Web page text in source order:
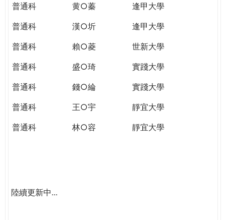
普通科
黄○蓁
逢甲大學
普通科
漢○圻
逢甲大學
普通科
賴○菱
世新大學
普通科
盛○琦
實踐大學
普通科
錢○綸
實踐大學
普通科
王○宇
靜宜大學
普通科
林○容 靜宜大學
陸續更新中...